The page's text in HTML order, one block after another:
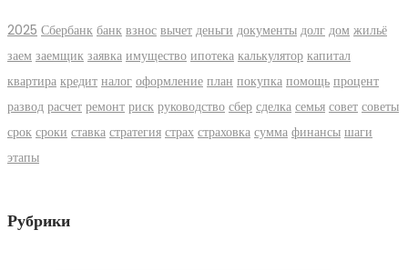
2025 Сбербанк банк взнос вычет деньги документы долг дом жильё
заем заемщик заявка имущество ипотека калькулятор капитал
квартира кредит налог оформление план покупка помощь процент
развод расчет ремонт риск руководство сбер сделка семья совет советы
срок сроки ставка стратегия страх страховка сумма финансы шаги
этапы
Рубрики